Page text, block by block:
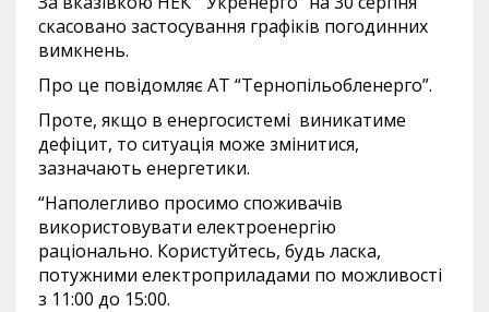
скасовано застосування графіків погодинних
вимкнень.
Про це повідомляє АТ “Тернопільобленерго”.
Проте, якщо в енергосистемі виникатиме
дефіцит, то ситуація може змінитися,
зазначають енергетики.
“Наполегливо просимо споживачів
використовувати електроенергію
раціонально. Користуйтесь, будь ласка,
потужними електроприладами по можливості
з 11:00 до 15:00.